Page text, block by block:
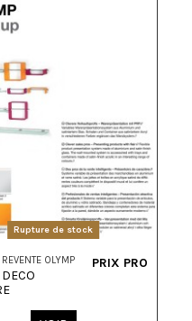
Rupture de stock
REVENTE OLYMP PRIX PRO